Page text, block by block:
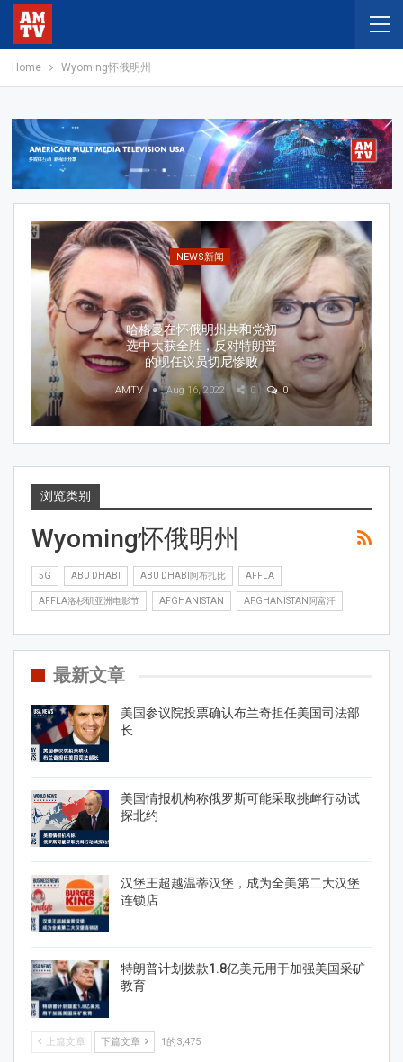
Home Wyoming怀俄明州
NEWS新闻
哈格曼在怀俄明州共和党初
选中大获全胜，反对特朗普
的现任议员切尼惨败
AMTV Aug 16, 2022 0 0
浏览类别
Wyoming怀俄明州
5G ABU DHABI ABU DHABI阿布扎比 AFFLA
AFFLA洛杉矶亚洲电影节 AFGHANISTAN AFGHANISTAN阿富汗
最新文章
美国参议院投票确认布兰奇担任美国司法部
长
美国情报机构称俄罗斯可能采取挑衅行动试
探北约
汉堡王超越温蒂汉堡，成为全美第二大汉堡
连锁店
特朗普计划拨款1.8亿美元用于加强美国采矿
教育
上篇文章 下篇文章 1的3,475